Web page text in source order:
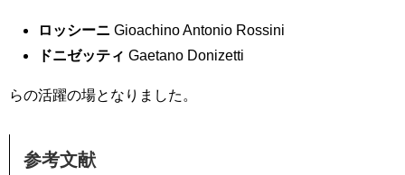
ロッシーニ Gioachino Antonio Rossini
ドニゼッティ Gaetano Donizetti
らの活躍の場となりました。
参考文献